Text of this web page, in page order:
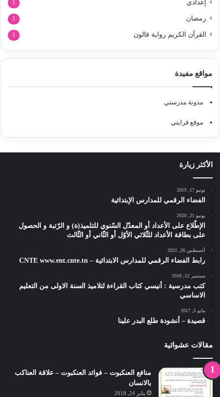
إعدادي 1
رمضان 1
القرآن الكريم رواية قالون 1
مواقع مفيدة
مدونة مدرستي
موقع قرايتي
الأكثر زيارة
يونيو 17, 2019
الفضاء الرقمي للمدارس الإبتدائية
يونيو 21, 2020
الإطّلاع على الأعداد أو المعدّل السّنوي للتلميذ(ة) و الرّتبة و الحصول
على بطاقة الأعداد للثّلاثي الأوّل أو الثّاني أو الثّالث
أغسطس 26, 2021
رابط الفضاء الرقمي للمدارس الابتدائية – CNTE www.ent.cnte.tn
سبتمبر 12, 2016
كتب مدرسية : أنيسي كتاب القراءة لتلاميذ السنة الاولى من التعليم
الاساسي
مايو 5, 2017
قصيدة – أنشودة طلع البدر علينا
مقالات عشوائية
منافع العنكبوت – فوائد العنكبوت – علاقة العناكب
بالانسان
يناير 24, 2018